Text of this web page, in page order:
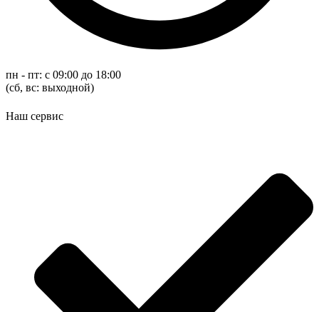
пн - пт: с 09:00 до 18:00
(cб, вс: выходной)
Наш сервис